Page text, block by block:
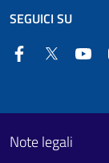
SEGUICI SU
FacebookTwitter
Footer
Useful
Note legali